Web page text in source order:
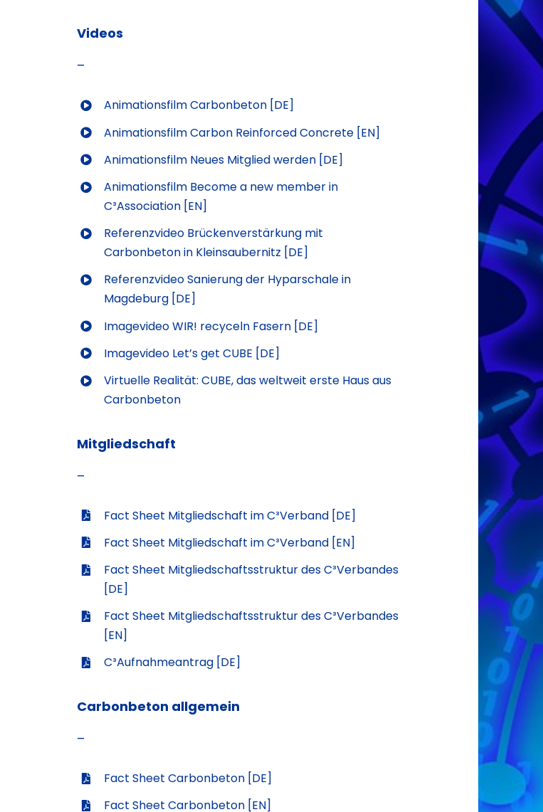
Videos
–
Animationsfilm Carbonbeton [DE]
Animationsfilm Carbon Reinforced Concrete [EN]
Animationsfilm Neues Mitglied werden [DE]
Animationsfilm Become a new member in
C³Association [EN]
Referenzvideo Brückenverstärkung mit
Carbonbeton in Kleinsaubernitz [DE]
Referenzvideo Sanierung der Hyparschale in
Magdeburg [DE]
Imagevideo WIR! recyceln Fasern [DE]
Imagevideo Let’s get CUBE [DE]
Virtuelle Realität: CUBE, das weltweit erste Haus aus
Carbonbeton
Mitgliedschaft
–
Fact Sheet Mitgliedschaft im C³Verband [DE]
Fact Sheet Mitgliedschaft im C³Verband [EN]
Fact Sheet Mitgliedschaftsstruktur des C³Verbandes
[DE]
Fact Sheet Mitgliedschaftsstruktur des C³Verbandes
[EN]
C³Aufnahmeantrag [DE]
Carbonbeton allgemein
–
Fact Sheet Carbonbeton [DE]
Fact Sheet Carbonbeton [EN]